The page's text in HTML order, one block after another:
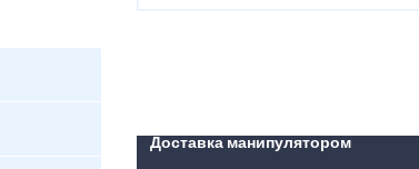
Доставка манипулятором